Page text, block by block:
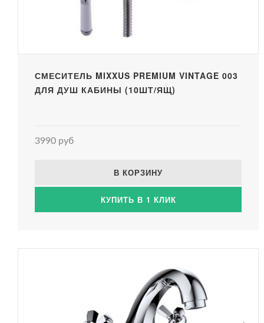
СМЕСИТЕЛЬ MIXXUS PREMIUM VINTAGE 003
ДЛЯ ДУШ КАБИНЫ (10ШТ/ЯЩ)
3990 руб
В КОРЗИНУ
КУПИТЬ В 1 КЛИК